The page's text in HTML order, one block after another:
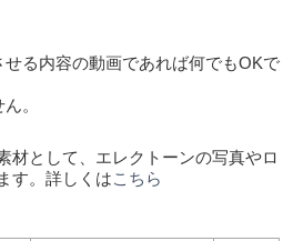
る内容の動画であれば何でもOKで
。
材として、エレクトーンの写真やロ
す。詳しくはこちら